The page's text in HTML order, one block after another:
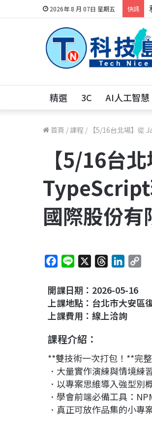
2026年 8 月 07日 星期五 快訊
精選 3C AI人工智慧
首頁 / 課程 / 【5/16台北場】從
【5/16台
TypeScript
國際股份有
c
e
b
o
n
e
r
e
a
n
k
e
y
開課日期：2026-05-16
上課地點：台北市大安區
上課費用：線上洽詢
課程介紹：
**雙技術一次打包！**完
．大量實作演練與情境練
．以專案思維導入強型別
．學會前端必備工具：
．真正可放作品集的小專